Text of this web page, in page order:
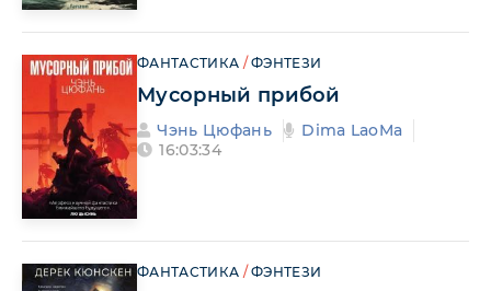
ФАНТАСТИКА /ФЭНТЕЗИ
Мусорный прибой
Чэнь Цюфань
Dima LaoMa
16:03:34
ФАНТАСТИКА /ФЭНТЕЗИ